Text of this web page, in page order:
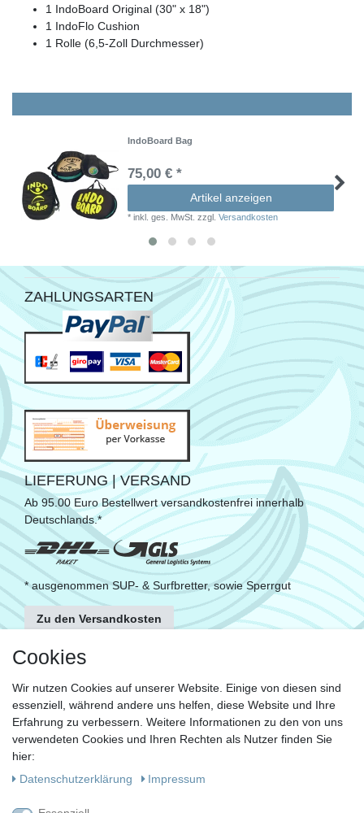
1 IndoBoard Original (30" x 18")
1 IndoFlo Cushion
1 Rolle (6,5-Zoll Durchmesser)
IndoBoard Bag
75,00 € *
Artikel anzeigen
*inkl. ges. MwSt. zzgl.Versandkosten
ZAHLUNGSARTEN
LIEFERUNG | VERSAND
Ab 95.00 Euro Bestellwert versandkostenfrei innerhalb
Deutschlands.*
* ausgenommen SUP- & Surfbretter, sowie Sperrgut
Zu den Versandkosten
FOLGE UNS
KONTAKT
Fragen?
Ruf uns an, mein Team und ich helfen Dir gerne.
Cookies
Wir nutzen Cookies auf unserer Website. Einige von diesen sind
essenziell, während andere uns helfen, diese Website und Ihre
Erfahrung zu verbessern. Weitere Informationen zu den von uns
verwendeten Cookies und Ihren Rechten als Nutzer finden Sie
hier:
Daten­schutz­erklärung
Impressum